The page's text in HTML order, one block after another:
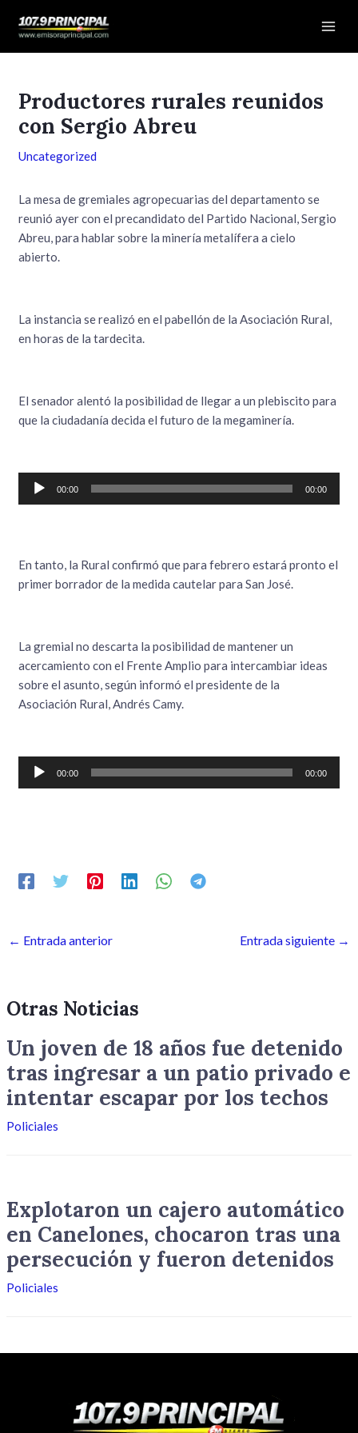
Productores rurales reunidos
con Sergio Abreu
Uncategorized
La mesa de gremiales agropecuarias del departamento se
reunió ayer con el precandidato del Partido Nacional, Sergio
Abreu, para hablar sobre la minería metalífera a cielo
abierto.
La instancia se realizó en el pabellón de la Asociación Rural,
en horas de la tardecita.
El senador alentó la posibilidad de llegar a un plebiscito para
que la ciudadanía decida el futuro de la megaminería.
Reproductor
00:00 00:00
En tanto, la Rural confirmó que para febrero estará pronto el
primer borrador de la medida cautelar para San José.
La gremial no descarta la posibilidad de mantener un
acercamiento con el Frente Amplio para intercambiar ideas
sobre el asunto, según informó el presidente de la
Asociación Rural, Andrés Camy.
Reproductor
00:00 00:00
de
← Entrada anterior Entrada siguiente →
Otras Noticias
Un joven de 18 años fue detenido
tras ingresar a un patio privado e
intentar escapar por los techos
Policiales
Explotaron un cajero automático
en Canelones, chocaron tras una
persecución y fueron detenidos
Policiales